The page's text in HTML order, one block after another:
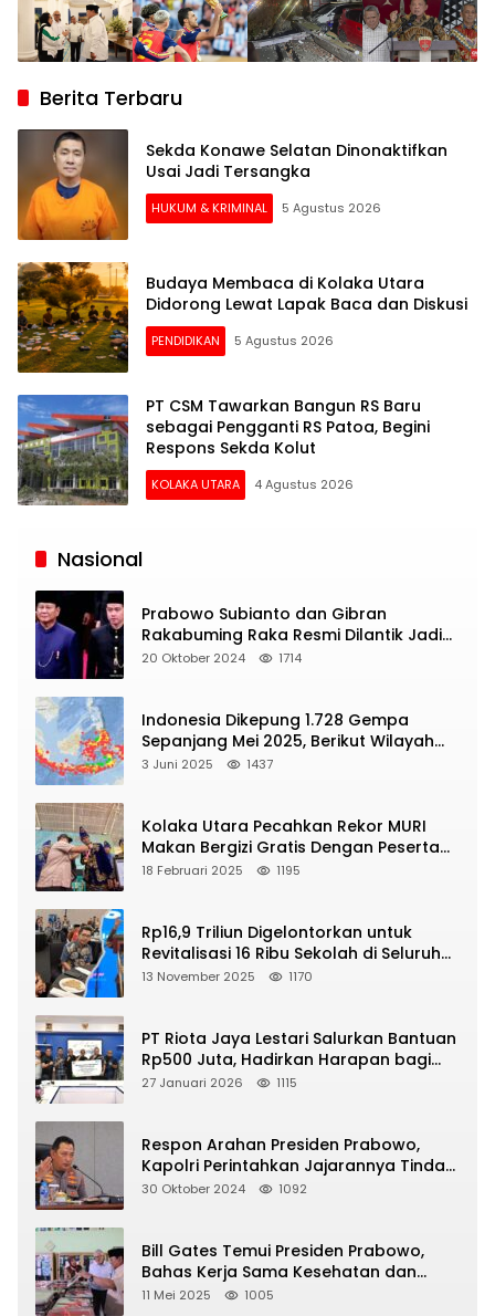
Berita Terbaru
Sekda Konawe Selatan Dinonaktifkan
Usai Jadi Tersangka
HUKUM & KRIMINAL 5 Agustus 2026
Budaya Membaca di Kolaka Utara
Didorong Lewat Lapak Baca dan Diskusi
PENDIDIKAN 5 Agustus 2026
PT CSM Tawarkan Bangun RS Baru
sebagai Pengganti RS Patoa, Begini
Respons Sekda Kolut
KOLAKA UTARA 4 Agustus 2026
Siaran
Nasional
Prabowo Subianto dan Gibran
Rakabuming Raka Resmi Dilantik Jadi
Presiden dan Wapres RI
20 Oktober 2024 1714
Indonesia Dikepung 1.728 Gempa
Sepanjang Mei 2025, Berikut Wilayah
Yang Intens Diguncang!
3 Juni 2025 1437
Kolaka Utara Pecahkan Rekor MURI
Makan Bergizi Gratis Dengan Peserta
Terbanyak
18 Februari 2025 1195
Rp16,9 Triliun Digelontorkan untuk
Revitalisasi 16 Ribu Sekolah di Seluruh
Indonesia
13 November 2025 1170
PT Riota Jaya Lestari Salurkan Bantuan
Rp500 Juta, Hadirkan Harapan bagi
Korban Bencana di Sumatera
27 Januari 2026 1115
Respon Arahan Presiden Prabowo,
Kapolri Perintahkan Jajarannya Tindak
Tegas Pelaku Judi Online
30 Oktober 2024 1092
Bill Gates Temui Presiden Prabowo,
Bahas Kerja Sama Kesehatan dan
Program Makan Bergizi Gratis
11 Mei 2025 1005